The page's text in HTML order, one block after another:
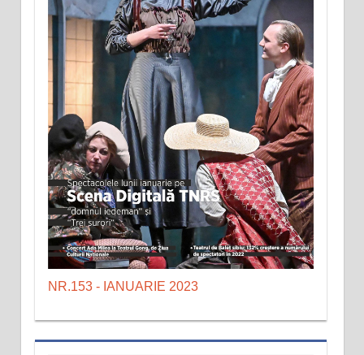
NR.153 - IANUARIE 2023